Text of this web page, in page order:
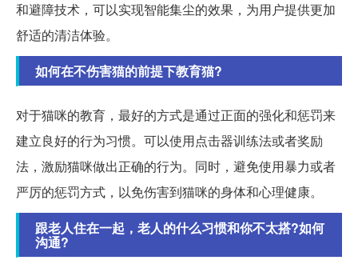
和避障技术，可以实现智能集尘的效果，为用户提供更加
舒适的清洁体验。
如何在不伤害猫的前提下教育猫?
对于猫咪的教育，最好的方式是通过正面的强化和惩罚来
建立良好的行为习惯。可以使用点击器训练法或者奖励
法，激励猫咪做出正确的行为。同时，避免使用暴力或者
严厉的惩罚方式，以免伤害到猫咪的身体和心理健康。
跟老人住在一起，老人的什么习惯和你不太搭?如何
沟通?